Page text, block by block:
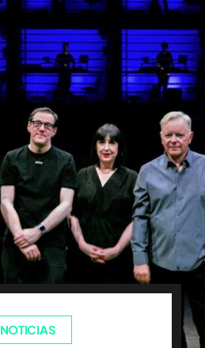
NOTICIAS